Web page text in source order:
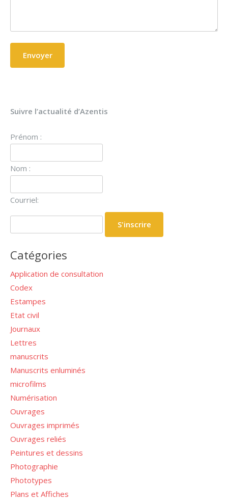
Suivre l’actualité d’Azentis
Prénom :
Nom :
Courriel:
Catégories
Application de consultation
Codex
Estampes
Etat civil
Journaux
Lettres
manuscrits
Manuscrits enluminés
microfilms
Numérisation
Ouvrages
Ouvrages imprimés
Ouvrages reliés
Peintures et dessins
Photographie
Phototypes
Plans et Affiches